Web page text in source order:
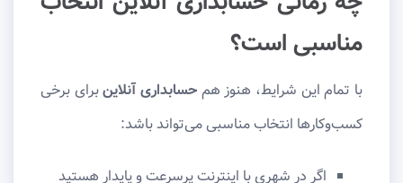
مناسبی است؟
با تمام این شرایط، هنوز هم حسابداری آنلاینبرای برخی
کسب‌وکارها انتخاب مناسبی می‌تواند باشد:
اگر در شهری با اینترنت پرسرعت و پایدار هستید